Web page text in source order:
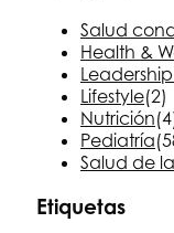
Salud
Health &
Lifestyle(2)
Nutrición
Pediatría
Salud de
Etiquetas